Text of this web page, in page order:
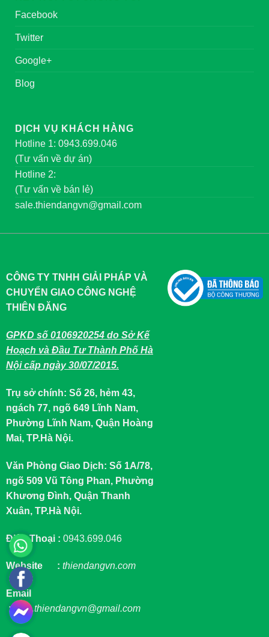
Facebook
Twitter
Google+
Blog
DỊCH VỤ KHÁCH HÀNG
Hotline 1: 0943.699.046
(Tư vấn về dự án)
Hotline 2:
(Tư vấn về bán lẻ)
sale.thiendangvn@gmail.com
CÔNG TY TNHH GIẢI PHÁP VÀ
CHUYỂN GIAO CÔNG NGHỆ
THIÊN ĐĂNG
GPKD số 0106920254 do Sở Kế
Hoạch và Đầu Tư Thành Phố Hà
Nội cấp ngày 30/07/2015.
Trụ sở chính: Số 26, hẻm 43,
ngách 77, ngõ 649 Lĩnh Nam,
Phường Lĩnh Nam, Quận Hoàng
Mai, TP.Hà Nội.
Văn Phòng Giao Dịch: Số 1A/78,
ngõ 509 Vũ Tông Phan, Phường
Khương Đình, Quận Thanh
Xuân, TP.Hà Nội.
Điện Thoại : 0943.699.046
Website : thiendangvn.com
Email
: sale.thiendangvn@gmail.com